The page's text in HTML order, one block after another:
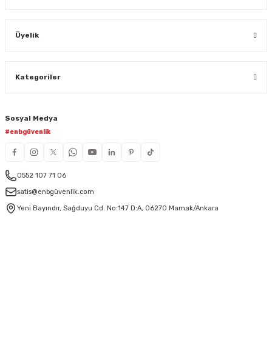
Üyelik
Kategoriler
Sosyal Medya
#enbgüvenlik
0552 107 71 06
satis@enbgüvenlik.com
Yeni Bayındır, Sağduyu Cd. No:147 D:A, 06270 Mamak/Ankara